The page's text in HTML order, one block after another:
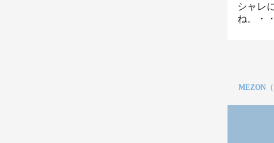
シャレ
ね。・
MEZON